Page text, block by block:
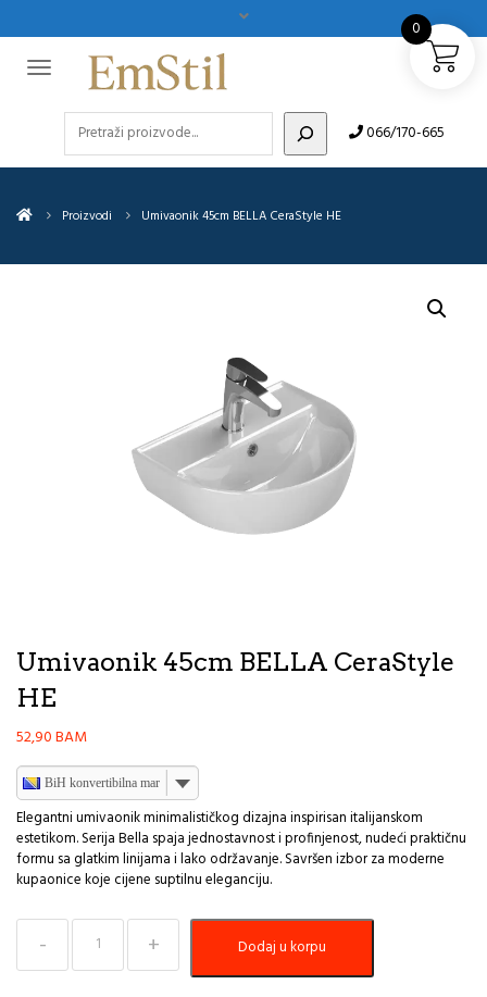
066/170-665
Proizvodi Umivaonik 45cm BELLA CeraStyle HE
Umivaonik 45cm BELLA CeraStyle
HE
52,90BAM
BiH konvertibilna marka
Elegantni umivaonik minimalističkog dizajna inspirisan italijanskom
estetikom. Serija Bella spaja jednostavnost i profinjenost, nudeći praktičnu
formu sa glatkim linijama i lako održavanje. Savršen izbor za moderne
kupaonice koje cijene suptilnu eleganciju.
Umivaonik
45cm
BELLA
Dodaj u korpu
0